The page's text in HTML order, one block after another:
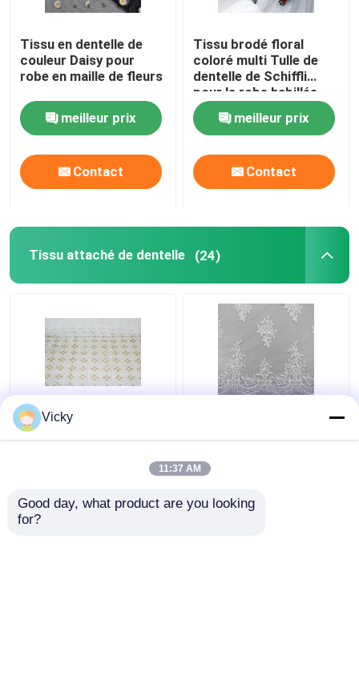
Tissu en dentelle de
couleur Daisy pour
robe en maille de fleurs
meilleur prix
Contact
Tissu brodé floral
coloré multi Tulle de
dentelle de Schiffli
pour la robe habillée
meilleur prix
Contact
Tissu attaché de dentelle (24)
Tissu de dentelle
attaché par guipure
chimique du polyester
100
de mariage nuptiales
Vicky
11:37 AM
Good day, what product are you looking
for?